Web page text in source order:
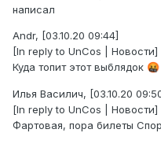
написал
Andr, [03.10.20 09:44]
[In reply to UnCos | Новости]
Куда топит этот выблядок 🤬
Илья Василич, [03.10.20
[In reply to UnCos | Новости]
Фартовая, пора билеты